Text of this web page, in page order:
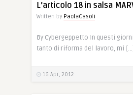
L’articolo 18 in salsa
Written by PaolaCasoli
By Cybergeppetto In questi
tanto di riforma del lavoro, mi […]
16 Apr, 2012